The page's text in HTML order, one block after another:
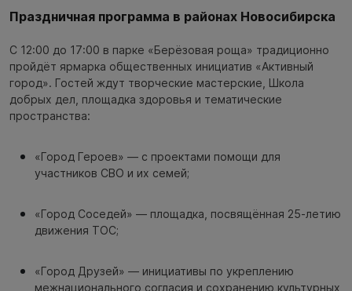
Праздничная программа в районах Новосибирска
С 12:00 до 17:00 в парке «Берёзовая роща» традиционно
пройдёт ярмарка общественных инициатив «Активный
город». Гостей ждут творческие мастерские, Школа
добрых дел, площадка здоровья и тематические
пространства:
«Город Героев» — с проектами помощи для
участников СВО и их семей;
«Город Соседей» — площадка, посвящённая 25-летию
движения ТОС;
«Город Друзей» — инициативы по укреплению
межнационального согласия и сохранению культурных